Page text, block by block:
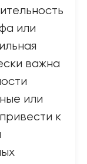
или
важна
или
к